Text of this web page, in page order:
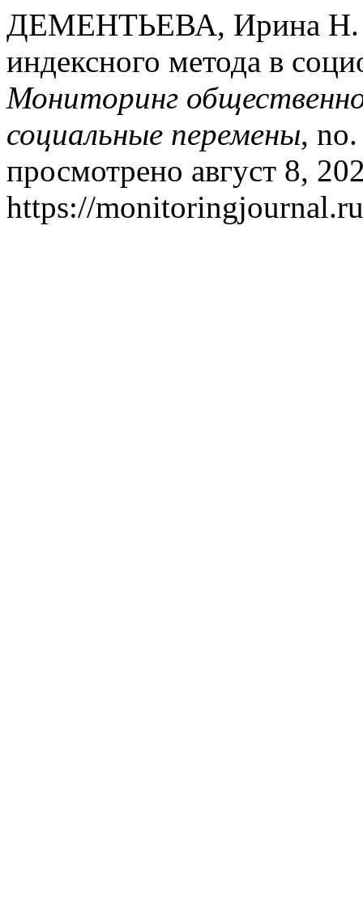
ДЕМЕНТЬЕВА, Ирина Н.
индексного метода в
Мониторинг
социальные перемены,
просмотрено август 8,
https://